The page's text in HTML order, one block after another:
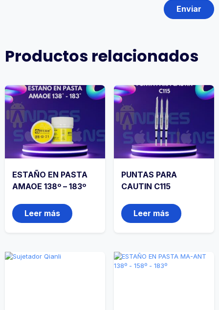
Productos relacionados
ESTAÑO EN PASTA
AMAOE 138º – 183º
Leer más
PUNTAS PARA
CAUTIN C115
Leer más